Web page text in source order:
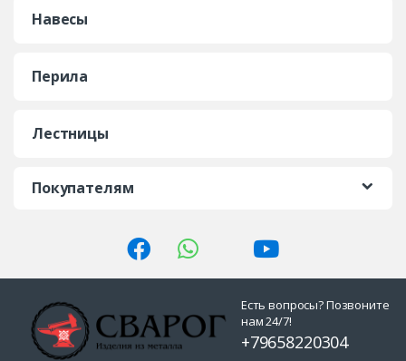
Навесы
Перила
Лестницы
Покупателям
Есть вопросы? Позвоните
нам 24/7!
+79658220304